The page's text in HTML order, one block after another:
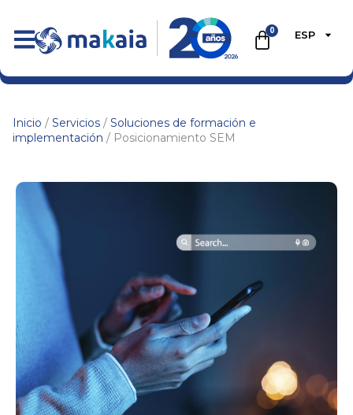
0 ESP
Inicio / Servicios / Soluciones de formación e
implementación / Posicionamiento SEM